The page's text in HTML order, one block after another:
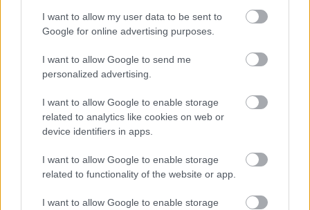
I want to allow my user data to be sent to
Google for online advertising purposes.
I want to allow Google to send me
personalized advertising.
I want to allow Google to enable storage
related to analytics like cookies on web or
device identifiers in apps.
I want to allow Google to enable storage
related to functionality of the website or app.
I want to allow Google to enable storage
Támogasd adományoddal
Kapcsolódó hírek
MANCHESTER UNITED